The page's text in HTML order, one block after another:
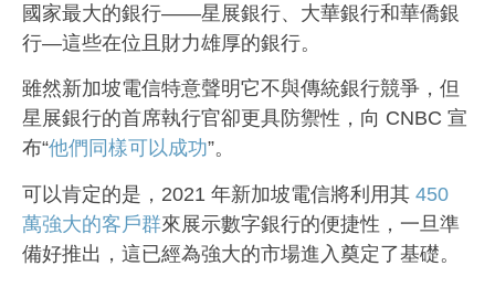
國家最大的銀行——星展銀行、大華銀行和華僑銀
行—這些在位且財力雄厚的銀行。
雖然新加坡電信特意聲明它不與傳統銀行競爭，但
星展銀行的首席執行官卻更具防禦性，向 CNBC 宣
布“他們同樣可以成功”。
可以肯定的是，2021 年新加坡電信將利用其 450
萬強大的客戶群來展示數字銀行的便捷性，一旦準
備好推出，這已經為強大的市場進入奠定了基礎。